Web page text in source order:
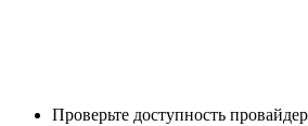
Проверьте доступность